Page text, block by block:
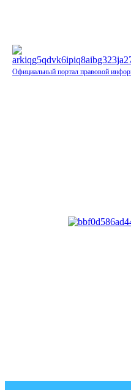
Официальный портал правовой